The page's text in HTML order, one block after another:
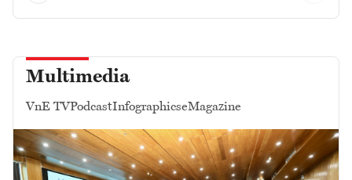
Multimedia
VnE TVPodcastInfographicseMagazine